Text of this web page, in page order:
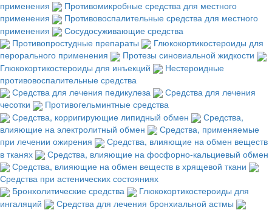
применения
Противомикробные средства для местного
применения
Противовоспалительные средства для местного
применения
Сосудосуживающие средства
Противопростудные препараты
Глюкокортикостероиды для
перорального применения
Протезы синовиальной жидкости
Глюкокортикостероиды для инъекций
Нестероидные
противовоспалительные средства
Средства для лечения педикулеза
Средства для лечения
чесотки
Противогельминтные средства
Средства, корригирующие липидный обмен
Средства,
влияющие на электролитный обмен
Средства, применяемые
при лечении ожирения
Средства, влияющие на обмен веществ
в тканях
Средства, влияющие на фосфорно-кальциевый обмен
Средства, влияющие на обмен веществ в хрящевой ткани
Средства при астенических состояниях
Бронхолитические средства
Глюкокортикостероиды для
ингаляций
Средства для лечения бронхиальной астмы